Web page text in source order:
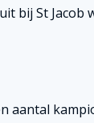
bij St
aantal